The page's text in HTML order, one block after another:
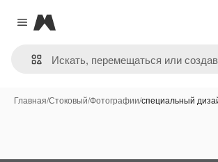
Close menu
Magnific
Главная/Стоковый/Фотографии/специальный